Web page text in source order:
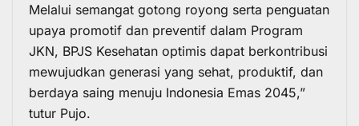
Melalui semangat gotong royong serta penguatan
upaya promotif dan preventif dalam Program
JKN, BPJS Kesehatan optimis dapat berkontribusi
mewujudkan generasi yang sehat, produktif, dan
berdaya saing menuju Indonesia Emas 2045,”
tutur Pujo.